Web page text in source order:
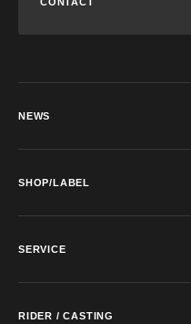
NEWS
SHOP/LABEL
SERVICE
RIDER / CASTING